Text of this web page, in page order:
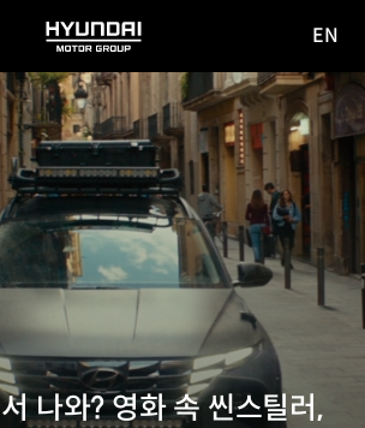
HYUNDAI
MOTOR
GROUP
사이
이동
EN
나와? 영화 속 씬스틸러,